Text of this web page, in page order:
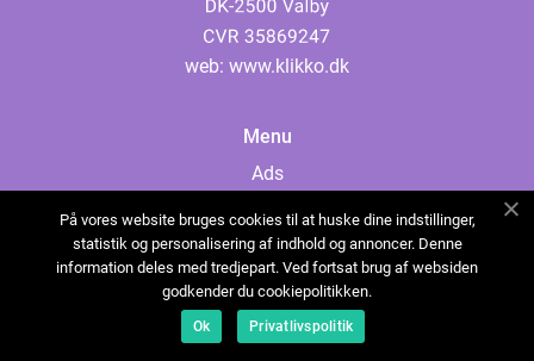
web: www.klikko.dk
Menu
Ads
Cookies
Contact
Sitemap
På vores website bruges cookies til at huske dine indstillinger,
statistik og personalisering af indhold og annoncer. Denne
information deles med tredjepart. Ved fortsat brug af websiden
godkender du cookiepolitikken.
Ok Privatlivspolitik